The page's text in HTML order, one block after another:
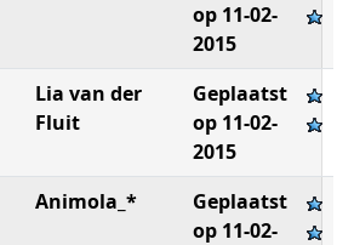
op 11-02-
2015
Lia van der
Fluit
Geplaatst
op 11-02-
2015
Animola_*
Geplaatst
op 11-02-